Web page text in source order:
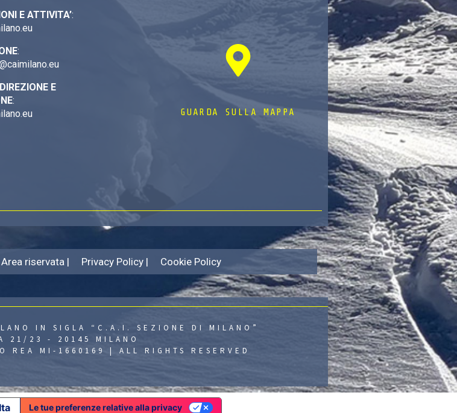
E ATTIVITA’:
:
E
:
GUARDA SULLA MAPPA
Area riservata | Privacy Policy | Cookie Policy
IN SIGLA “C.A.I. SEZIONE DI MILANO”
21/23 - 20145 MILANO
MI-1660169 | ALL RIGHTS RESERVED
Le tue preferenze relative alla privacy